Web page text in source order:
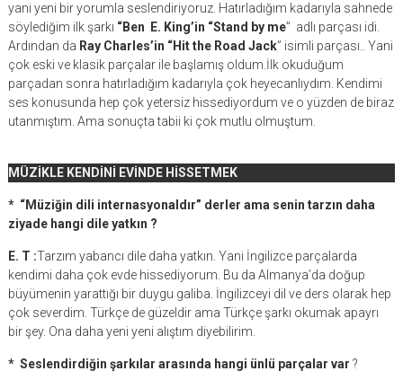
yani yeni bir yorumla seslendiriyoruz. Hatırladığım kadarıyla sahnede
söylediğim ilk şarkı “Ben E. King’in “Stand by me” adlı parçası idi.
Ardından da Ray Charles’in “Hit the Road Jack” isimli parçası.. Yani
çok eski ve klasik parçalar ile başlamış oldum.İlk okuduğum
parçadan sonra hatırladığım kadarıyla çok heyecanlıydım. Kendimi
ses konusunda hep çok yetersiz hissediyordum ve o yüzden de biraz
utanmıştım. Ama sonuçta tabii ki çok mutlu olmuştum.
MÜZİKLE KENDİNİ EVİNDE HİSSETMEK
* “Müziğin dili internasyonaldır” derler ama senin tarzın daha
ziyade hangi dile yatkın ?
E. T :Tarzım yabancı dile daha yatkın. Yani İngilizce parçalarda
kendimi daha çok evde hissediyorum. Bu da Almanya’da doğup
büyümenin yarattığı bir duygu galiba. İngilizceyi dil ve ders olarak hep
çok severdim. Türkçe de güzeldir ama Türkçe şarkı okumak apayrı
bir şey. Ona daha yeni yeni alıştım diyebilirim.
* Seslendirdiğin şarkılar arasında hangi ünlü parçalar var ?